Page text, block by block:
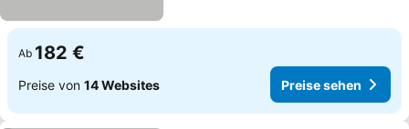
Ab 182 €
Preise von 14 Websites Preise sehen